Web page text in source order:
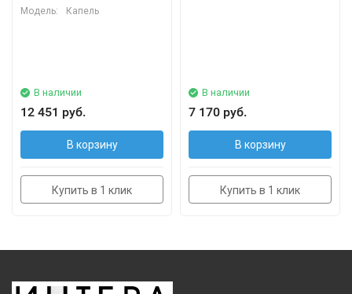
Модель: Капель
В наличии
12 451 руб.
В корзину
Купить в 1 клик
В наличии
7 170 руб.
В корзину
Купить в 1 клик